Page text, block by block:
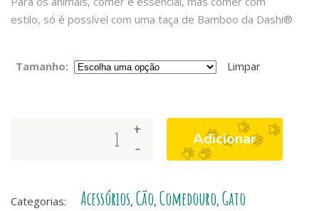
estilo, só é possível com uma taça de Bamboo da Dashi®
Tamanho: Limpar
-
+ Adicionar
Categorias: Acessórios, Cão, Comedouro, Gato